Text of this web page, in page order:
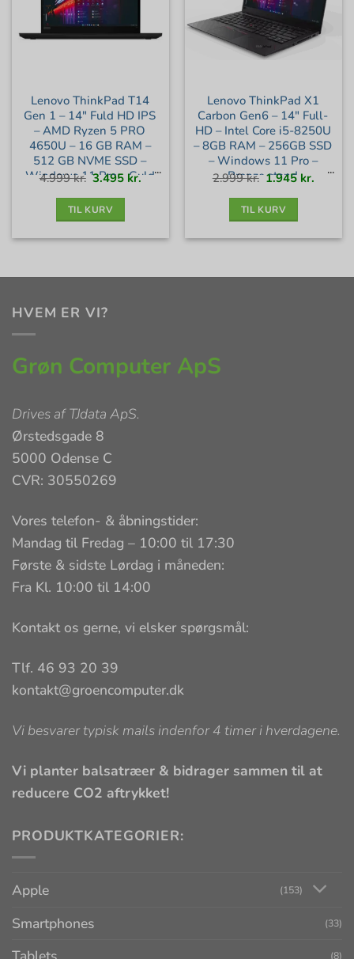
Lenovo ThinkPad T14
Gen 1 – 14″ Fuld HD IPS
– AMD Ryzen 5 PRO
4650U – 16 GB RAM –
512 GB NVME SSD –
Windows 11 Pro – Guld
4.999kr. Den
oprindelige
pris
3.495 kr.Den
TIL KURV
Lenovo ThinkPad X1
Carbon Gen6 – 14″ Full-
HD – Intel Core i5-8250U
– 8GB RAM – 256GB SSD
– Windows 11 Pro –
Bronze stand
2.999kr. Den
oprindelige
pris
1.945 kr. Den
TIL KURV
HVEM ER VI?
Grøn Computer ApS
Drives afTJdata ApS.
Ørstedsgade 8
5000 Odense C
CVR: 30550269
Vores telefon- & åbningstider:
Mandag til Fredag – 10:00 til 17:30
Første & sidste Lørdag i måneden:
Fra Kl. 10:00 til 14:00
Kontakt os gerne, vi elsker spørgsmål:
Tlf. 46 93 20 39
kontakt@groencomputer.dk
Vi besvarer typisk mails indenfor 4 timer i hverdagene.
Vi planter balsatræer & bidrager sammen til at
reducere CO2 aftrykket!
PRODUKTKATEGORIER:
Apple (153)
Smartphones (33)
(8)